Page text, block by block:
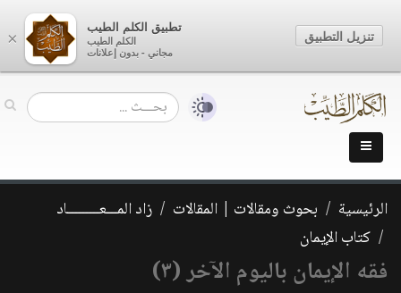
الرئيسية بحوث ومقالات | المقالات
زاد المـــعـــــــــاد
كتاب الإيمان
فقه الإيمان باليوم الآخر (٣)
×
تطبيق الكلم الطيب
الكلم الطيب
مجاني - بدون إعلانات
تنزيل التطبيق